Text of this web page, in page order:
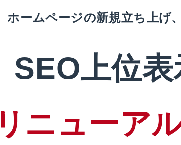
ホームページの新規立ち上げ
SEO上位
リニューア